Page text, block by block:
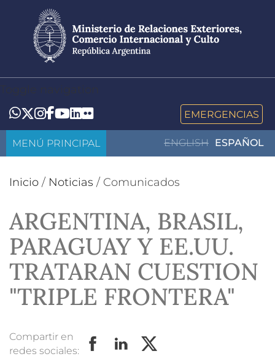
contenido
principal
Toggle navigation
Whatsapp
Twitter
Instagram
Facebook
YouTube
LinkedIn
Flickr EMERGENCIAS
ENGLISH ESPAÑOL
MENÚ PRINCIPAL
Inicio / Noticias / Comunicados
ARGENTINA, BRASIL,
PARAGUAY Y EE.UU.
TRATARAN CUESTION
"TRIPLE FRONTERA"
Compartir en
redes sociales: